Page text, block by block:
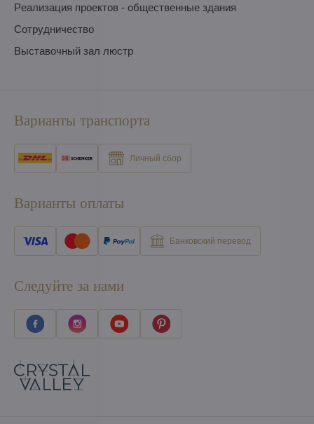
Pеализация проектов - общественные здания
Сотрудничество
Выставочный зал люстр
Варианты транспорта
Личный сбор
Варианты оплаты
Банковский перевод
Следуйте за нами